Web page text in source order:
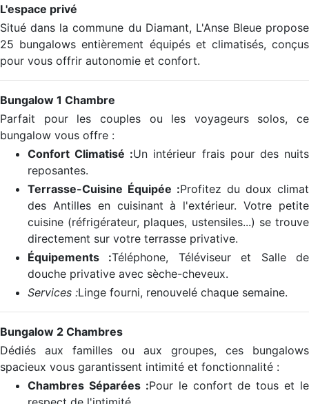
L'espace privé
Situé dans la commune du Diamant, L'Anse Bleue propose
25 bungalows entièrement équipés et climatisés, conçus
pour vous offrir autonomie et confort.
Bungalow 1 Chambre
Parfait pour les couples ou les voyageurs solos, ce
bungalow vous offre :
Confort Climatisé :Un intérieur frais pour des nuits
reposantes.
Terrasse-Cuisine Équipée :Profitez du doux climat
des Antilles en cuisinant à l'extérieur. Votre petite
cuisine (réfrigérateur, plaques, ustensiles...) se trouve
directement sur votre terrasse privative.
Équipements :Téléphone, Téléviseur et Salle de
douche privative avec sèche-cheveux.
Services :Linge fourni, renouvelé chaque semaine.
Bungalow 2 Chambres
Dédiés aux familles ou aux groupes, ces bungalows
spacieux vous garantissent intimité et fonctionnalité :
Chambres Séparées :Pour le confort de tous et le